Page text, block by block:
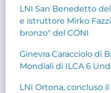
LNI San Benedetto
e istruttore Mirko
bronzo" del CONI
Ginevra Caracciolo di
Mondiali di ILCA 6
LNI Ortona, concluso il